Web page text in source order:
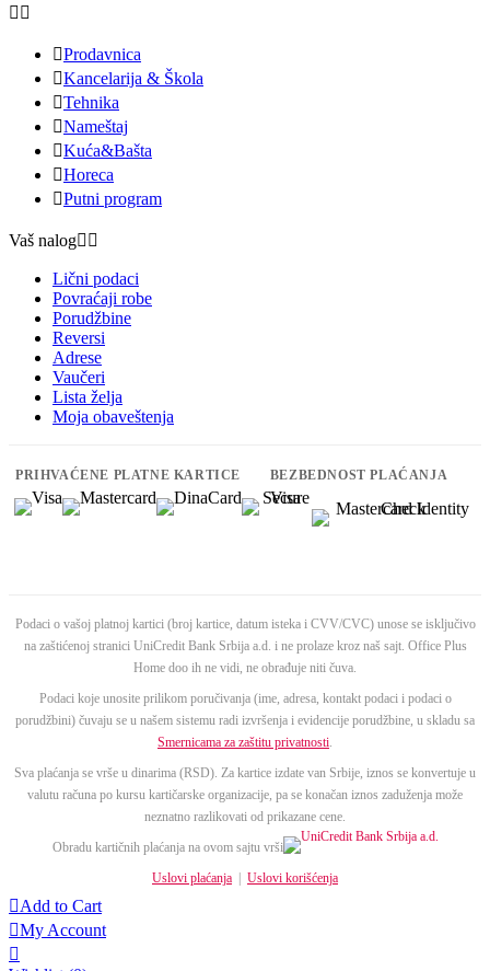
 
Prodavnica
Kancelarija & Škola
Tehnika
Nameštaj
Kuća&Bašta
Horeca
Putni program
Vaš nalog 
Lični podaci
Povraćaji robe
Porudžbine
Reversi
Adrese
Vaučeri
Lista želja
Moja obaveštenja
PRIHVAĆENE PLATNE KARTICE BEZBEDNOST PLAĆANJA
Podaci o vašoj platnoj kartici (broj kartice, datum isteka i CVV/CVC) unose se isključivo
na zaštićenoj stranici UniCredit Bank Srbija a.d. i ne prolaze kroz naš sajt. Office Plus
Home doo ih ne vidi, ne obrađuje niti čuva.
Podaci koje unosite prilikom poručivanja (ime, adresa, kontakt podaci i podaci o
porudžbini) čuvaju se u našem sistemu radi izvršenja i evidencije porudžbine, u skladu sa
Smernicama za zaštitu privatnosti
Sva plaćanja se vrše u dinarima (RSD). Za kartice izdate van Srbije, iznos se konvertuje u
valutu računa po kursu kartičarske organizacije, pa se konačan iznos zaduženja može
neznatno razlikovati od prikazane cene.
Obradu kartičnih plaćanja na ovom sajtu vrši
Uslovi plaćanja | Uslovi korišćenja
Add to Cart
My Account
